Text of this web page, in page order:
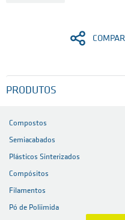
PRODUTOS
Compostos
Semiacabados
Plásticos Sinterizados
Compósitos
Filamentos
Pó de Poliimida